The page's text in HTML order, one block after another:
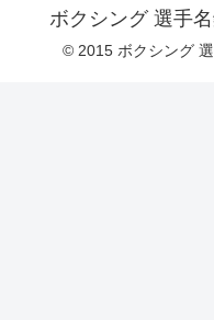
ボクシング 選手
© 2015 ボクシング